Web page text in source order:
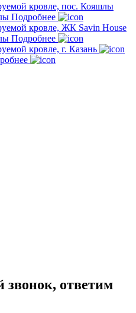
кровле, пос. Кояшлы
Подробнее
кровле, ЖК Savin House
Подробнее
кровле, г. Казань
звонок, ответим